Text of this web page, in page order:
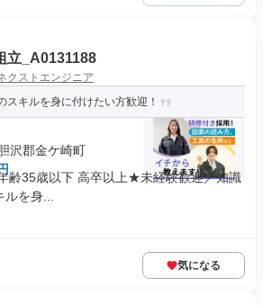
立_A0131188
クストエンジニア
スキルを身に付けたい方歓迎！
沢郡金ケ崎町
齢35歳以下 高卒以上★未経験歓迎／知識
を身...
気になる